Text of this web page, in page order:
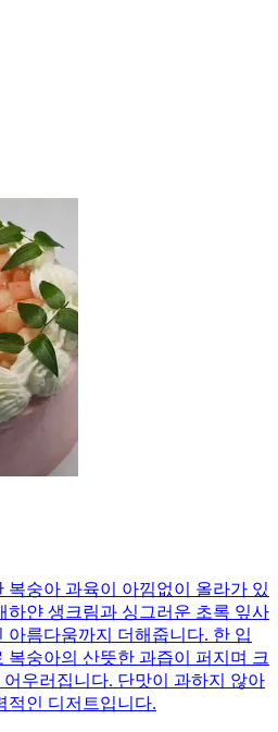
복숭아 과육이 아낌없이 올라가 있
하얀 생크림과 싱그러운 초록 잎사
아름다움까지 더해줍니다. 한 입
복숭아의 산뜻한 과즙이 퍼지며 크
우러집니다. 단맛이 과하지 않아
적인 디저트입니다.